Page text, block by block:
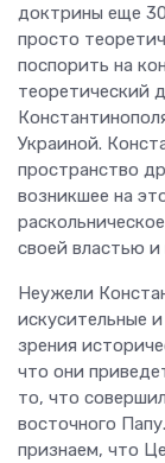
доктрины еще
просто
поспорить на
теоретический
Украиной.
пространство
возникшее на
своей властью и
Неужели
искусительные
зрения
что они
то, что
восточного
признаем, что